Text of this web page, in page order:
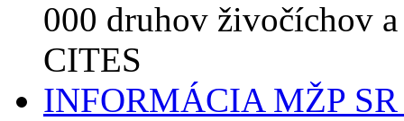
000 druhov živočíchov
CITES
INFORMÁCIA MŽP